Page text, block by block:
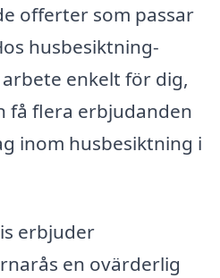
offerter som passar
husbesiktning-
enkelt för dig,
få flera erbjudanden
inom husbesiktning i
erbjuder
en ovärderlig